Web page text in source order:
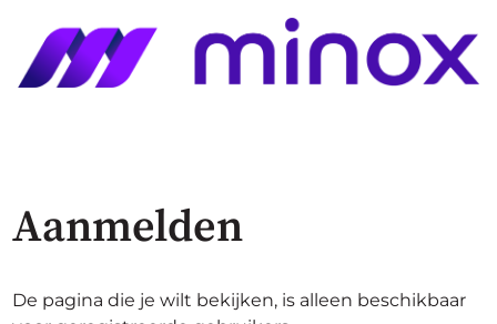
Aanmelden
De pagina die je wilt bekijken, is alleen beschikbaar